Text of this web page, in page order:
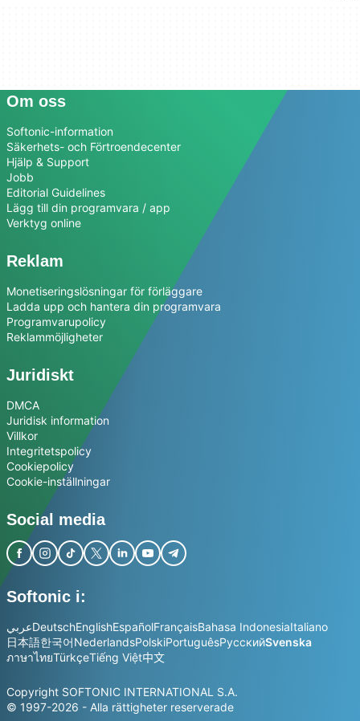
Om oss
Softonic-information
Säkerhets- och Förtroendecenter
Hjälp & Support
Jobb
Editorial Guidelines
Lägg till din programvara / app
Verktyg online
Reklam
Monetiseringslösningar för förläggare
Ladda upp och hantera din programvara
Programvarupolicy
Reklammöjligheter
Juridiskt
DMCA
Juridisk information
Villkor
Integritetspolicy
Cookiepolicy
Cookie-inställningar
Social media
Softonic i:
عربيDeutschEnglishEspañolFrançaisBahasa IndonesiaItaliano
日本語한국어NederlandsPolskiPortuguêsРусскийSvenska
ภาษาไทยTürkçeTiếng Việt中文
Copyright SOFTONIC INTERNATIONAL S.A.
© 1997-2026 - Alla rättigheter reserverade